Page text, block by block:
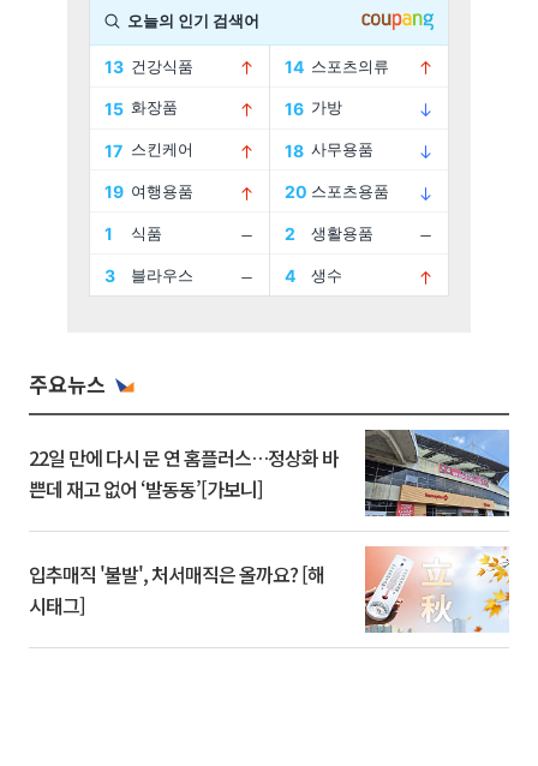
주요뉴스
22일 만에 다시 문 연 홈플러스…정상화 바
쁜데 재고 없어 ‘발동동’[가보니]
입추매직 '불발', 처서매직은 올까요? [해
시태그]